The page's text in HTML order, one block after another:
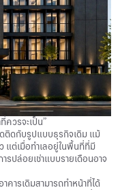
ควรจะเป็น”
ติดกับรูปแบบธุรกิจเดิม แม้
แต่เมื่อทำเลอยู่ในพื้นที่ที่มี
รปล่อยเช่าแบบรายเดือนอาจ
ารเดิมสามารถทำหน้าที่ได้